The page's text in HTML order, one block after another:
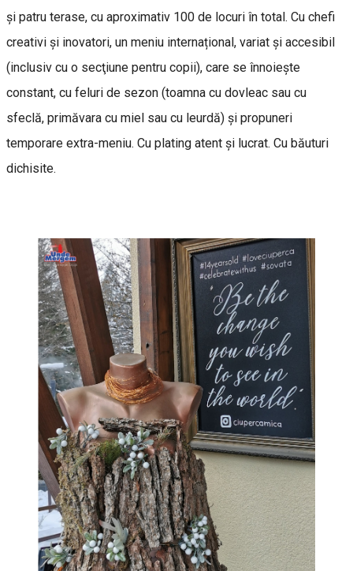
și patru terase, cu aproximativ 100 de locuri în total. Cu chefi
creativi și inovatori, un meniu internațional, variat și accesibil
(inclusiv cu o secţiune pentru copii), care se înnoiește
constant, cu feluri de sezon (toamna cu dovleac sau cu
sfeclă, primăvara cu miel sau cu leurdă) și propuneri
temporare extra-meniu. Cu plating atent și lucrat. Cu băuturi
dichisite.